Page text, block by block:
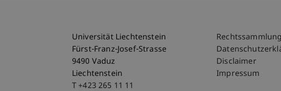
Universität Liechtenstein
Fürst-Franz-Josef-Strasse
9490 Vaduz
Liechtenstein
T +423 265 11 11
Fußzeile
Rechtssammlung
Disclaimer
Impressum